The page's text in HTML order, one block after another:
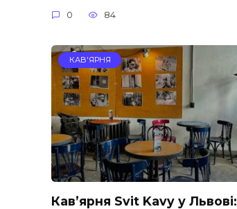
0 84
КАВ'ЯРНЯ
Кав’ярня Svit Kavy у Львові: